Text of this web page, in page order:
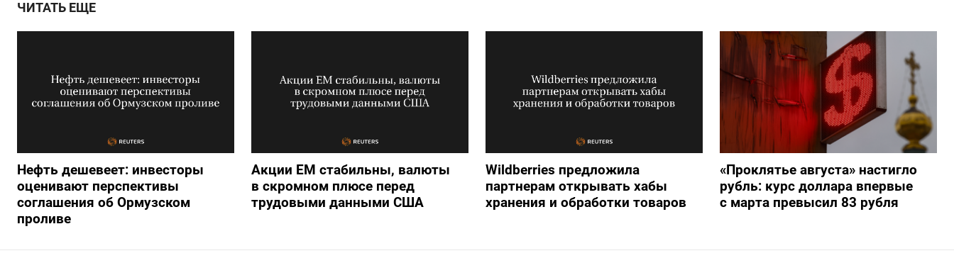
ЧИТАТЬ ЕЩЕ
Нефть дешевеет: инвесторы
оценивают перспективы
соглашения об Ормузском
проливе
Акции ЕМ стабильны, валюты
в скромном плюсе перед
трудовыми данными США
Wildberries предложила
партнерам открывать хабы
хранения и обработки товаров
«Проклятье августа» настигло
рубль: курс доллара впервые
с марта превысил 83 рубля